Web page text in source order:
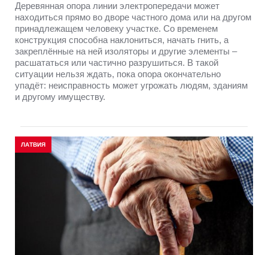
Деревянная опора линии электропередачи может
находиться прямо во дворе частного дома или на другом
принадлежащем человеку участке. Со временем
конструкция способна наклониться, начать гнить, а
закреплённые на ней изоляторы и другие элементы –
расшататься или частично разрушиться. В такой
ситуации нельзя ждать, пока опора окончательно
упадёт: неисправность может угрожать людям, зданиям
и другому имуществу.
ЛАТВИЯ